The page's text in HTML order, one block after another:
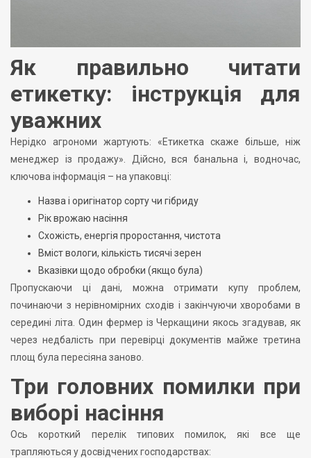
Як правильно читати
етикетку: інструкція для
уважних
Нерідко агрономи жартують: «Етикетка скаже більше, ніж
менеджер із продажу». Дійсно, вся банальна і, водночас,
ключова інформація – на упаковці:
Назва і оригінатор сорту чи гібриду
Рік врожаю насіння
Схожість, енергія проростання, чистота
Вміст вологи, кількість тисячі зерен
Вказівки щодо обробки (якщо була)
Пропускаючи ці дані, можна отримати купу проблем,
починаючи з нерівномірних сходів і закінчуючи хворобами в
середині літа. Один фермер із Черкащини якось згадував, як
через недбалість при перевірці документів майже третина
площ була пересіяна заново.
Три головних помилки при
виборі насіння
Ось короткий перелік типових помилок, які все ще
трапляються у досвідчених господарствах: